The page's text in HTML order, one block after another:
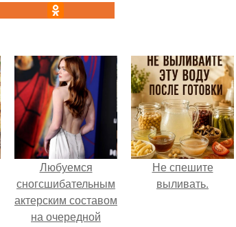
Любуемся
сногсшибательным
актерским составом
на очередной
Не спешите
выливать.